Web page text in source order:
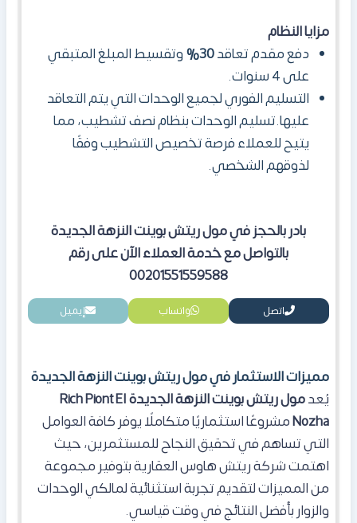
مزايا النظام
دفع مقدم تعاقد
وتقسيط المبلغ المتبقي
على 4 سنوات.
التسليم الفوري لجميع الوحدات التي يتم التعاقد
عليها.تسليم الوحدات بنظام نصف تشطيب، مما
يتيح للعملاء فرصة تخصيص التشطيب وفقًا
لذوقهم الشخصي.
بادر بالحجز في مول ريتش بوينت النزهة الجديدة
بالتواصل مع خدمة العملاء الآن على رقم
00201551559588
اتصل واتساب إيميل
مميزات الاستثمار في مول ريتش بوينت النزهة الجديدة
يُعد
مول ريتش بوينت النزهة الجديدة Rich Piont El
Nozhaمشروعًا استثماريًا متكاملًا يوفر كافة العوامل
التي تساهم في تحقيق النجاح للمستثمرين، حيث
اهتمت شركة ريتش هاوس العقارية بتوفير مجموعة
من المميزات لتقديم تجربة استثنائية لمالكي الوحدات
والزوار بأفضل النتائج في وقت قياسي.